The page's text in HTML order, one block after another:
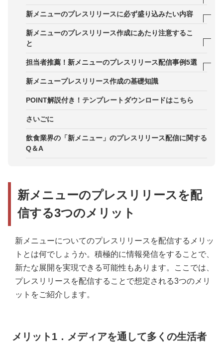
メリット1．メディアを通して多くの生活者との接
が生まれる
新メニューのプレスリリースに必ず盛り込みたい内容
1．新メニューの魅力がもっとも伝わる画像を入れ
2．“なぜ今注目してほしいのか”がわかる要素を明
新メニューのプレスリリース作成にあたり注意するこ
と
1．メディアが取り上げたくなる、生活者が手に取
る
3．事実に想いを乗せて、ストーリー性を出してい
担当者推薦！新メニューのプレスリリース配信事例5選
事例1．ロネテテ
事例2．株式会社そごう・西武
事例3．株式会社エー・ピーホールディングス
事例4．株式会社ふく成
新メニュープレスリリース作成の基礎知識
POINT解説付き！テンプレートダウンロードはこちら
さいごに
飲食業界の「新メニュー」のプレスリリース配信に関する
Q＆A
新メニューのプレスリリースを配
信する3つのメリット
新メニューについてのプレスリリースを配信するメリッ
トとは何でしょうか。積極的に情報発信をすることで、
新たな展開を実現できる可能性もあります。ここでは、
プレスリリースを配信することで想定される3つのメリ
ットをご紹介します。
メリット1．メディアを通して多くの生活者